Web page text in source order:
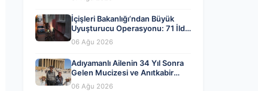
İçişleri Bakanlığı’ndan Büyük
Uyuşturucu Operasyonu: 71 İlde
844 Kişi Tutuklandı
06 Ağu 2026
Adıyamanlı Ailenin 34 Yıl Sonra
Gelen Mucizesi ve Anıtkabir
Hayali Gerçek Oldu
06 Ağu 2026